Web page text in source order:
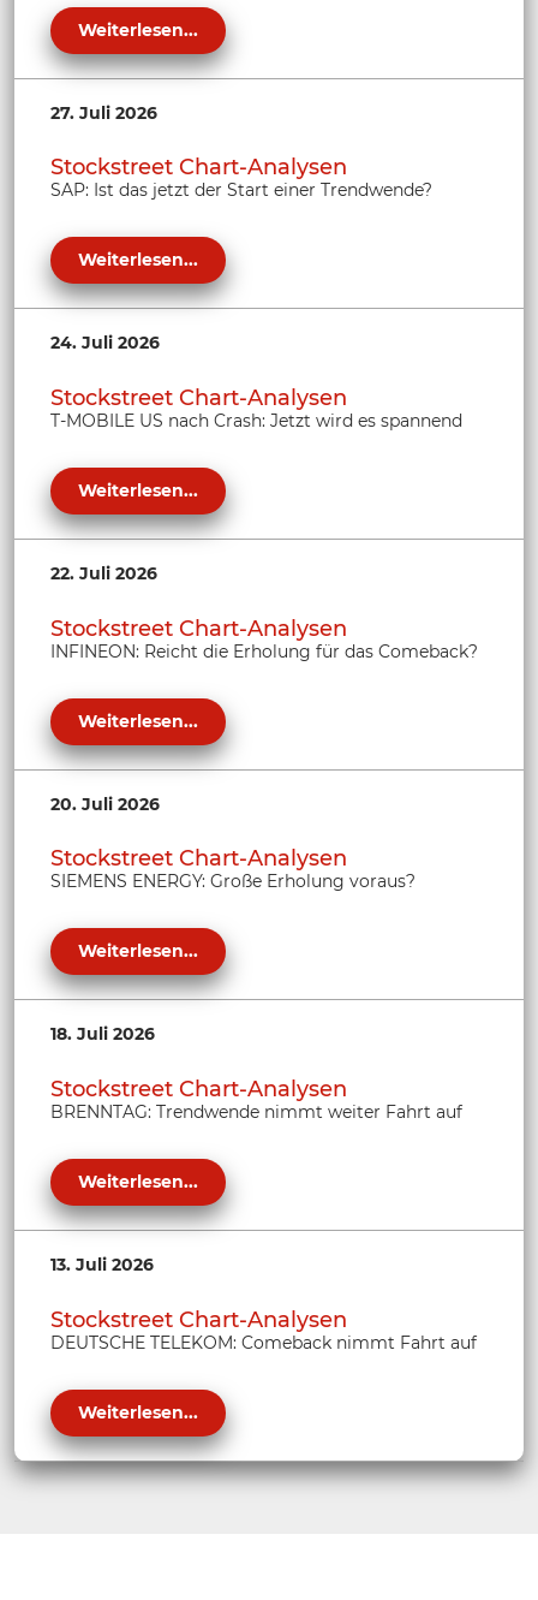
Weiterlesen...
27. Juli 2026
Stockstreet Chart-Analysen
SAP: Ist das jetzt der Start einer Trendwende?
Weiterlesen...
24. Juli 2026
Stockstreet Chart-Analysen
T-MOBILE US nach Crash: Jetzt wird es spannend
Weiterlesen...
22. Juli 2026
Stockstreet Chart-Analysen
INFINEON: Reicht die Erholung für das Comeback?
Weiterlesen...
20. Juli 2026
Stockstreet Chart-Analysen
SIEMENS ENERGY: Große Erholung voraus?
Weiterlesen...
18. Juli 2026
Stockstreet Chart-Analysen
BRENNTAG: Trendwende nimmt weiter Fahrt auf
Weiterlesen...
13. Juli 2026
Stockstreet Chart-Analysen
DEUTSCHE TELEKOM: Comeback nimmt Fahrt auf
Weiterlesen...